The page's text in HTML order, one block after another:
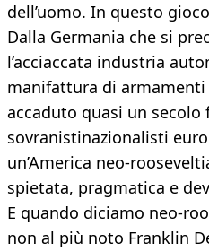
dell’uomo. In questo
Dalla Germania che si
l’acciaccata industria
manifattura di armamenti
accaduto quasi un secolo
sovranistinazionalisti
un’America neo-
spietata, pragmatica e
E quando diciamo neo-
non al più noto Franklin